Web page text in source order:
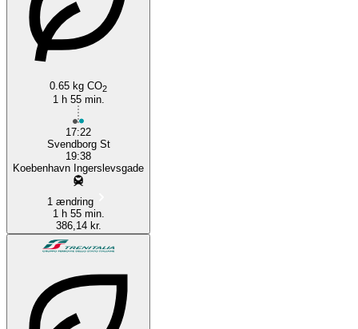
0.65 kg CO2
1 h 55 min.
17:22
Svendborg St
19:38
Koebenhavn Ingerslevsgade
1 ændring
1 h 55 min.
386,14 kr.